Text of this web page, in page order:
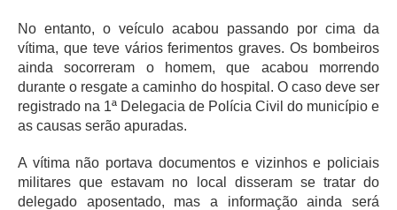
No entanto, o veículo acabou passando por cima da
vítima, que teve vários ferimentos graves. Os bombeiros
ainda socorreram o homem, que acabou morrendo
durante o resgate a caminho do hospital. O caso deve ser
registrado na 1ª Delegacia de Polícia Civil do município e
as causas serão apuradas.
A vítima não portava documentos e vizinhos e policiais
militares que estavam no local disseram se tratar do
delegado aposentado, mas a informação ainda será